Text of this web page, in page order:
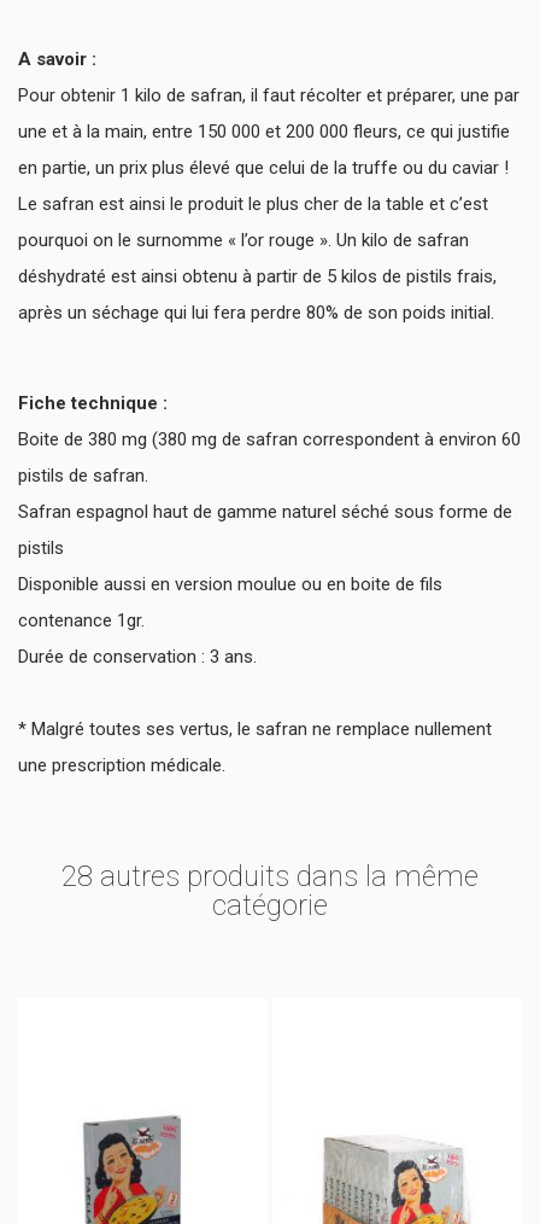
A savoir :
Pour obtenir 1 kilo de safran, il faut récolter et préparer, une par
une et à la main, entre 150 000 et 200 000 fleurs, ce qui justifie
en partie, un prix plus élevé que celui de la truffe ou du caviar !
Le safran est ainsi le produit le plus cher de la table et c’est
pourquoi on le surnomme « l’or rouge ». Un kilo de safran
déshydraté est ainsi obtenu à partir de 5 kilos de pistils frais,
après un séchage qui lui fera perdre 80% de son poids initial.
Fiche technique :
Boite de 380 mg (380 mg de safran correspondent à environ 60
pistils de safran.
Safran espagnol haut de gamme naturel séché sous forme de
pistils
Disponible aussi en version moulue ou en boite de fils
contenance 1gr.
Durée de conservation : 3 ans.
* Malgré toutes ses vertus, le safran ne remplace nullement
une prescription médicale.
28 autres produits dans la même
catégorie